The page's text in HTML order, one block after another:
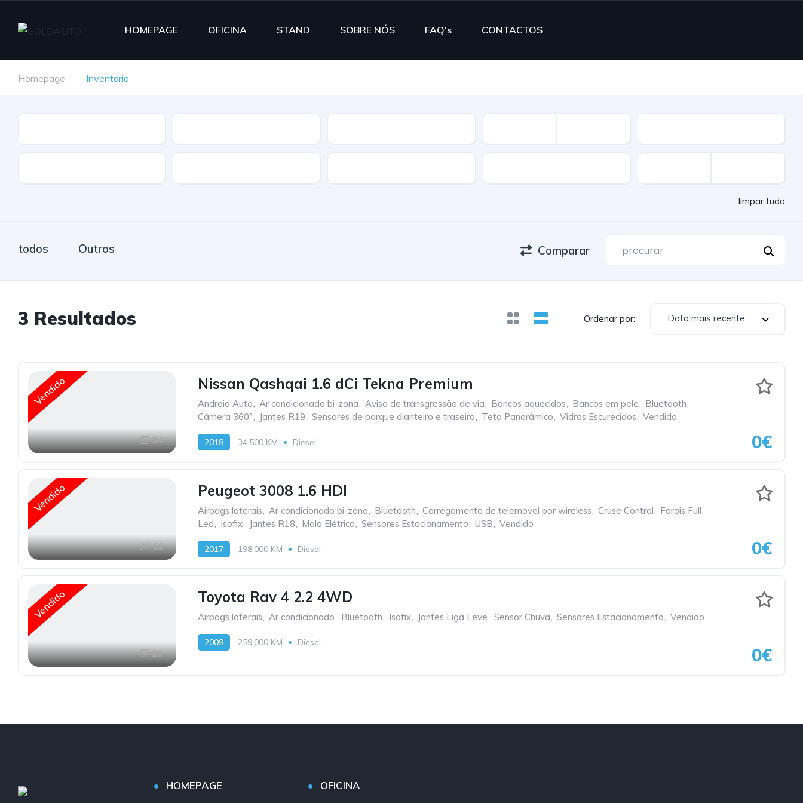
HOMEPAGE OFICINA STAND SOBRE NÓS FAQ's CONTACTOS
Homepage Inventário
limpar tudo
todos Outros Comparar
3 Resultados Ordenar por: Data mais recente
Vendido
34
Nissan Qashqai 1.6 dCi Tekna Premium
Android Auto, Ar condicionado bi-zona, Aviso de transgressão de via, Bancos aquecidos, Bancos em pele, Bluetooth,
Câmera 360º, Jantes R19, Sensores de parque dianteiro e traseiro, Teto Panorâmico, Vidros Escurecidos, Vendido
2018 34.500 KM Diesel 0€
Vendido
11
Peugeot 3008 1.6 HDI
Airbags laterais Ar condicionado bi-zona Bluetooth Carregamento de telemovel por wireless Cruse Control
Farois Full
Led
Isofix Jantes R18 Mala Elétrica Sensores Estacionamento USB Vendido
2017 198.000 KM Diesel 0€
Vendido
29
Toyota Rav 4 2.2 4WD
Airbags laterais, Ar condicionado, Bluetooth, Isofix, Jantes Liga Leve, Sensor Chuva, Sensores Estacionamento, Vendido
2009 259.000 KM Diesel
0€
HOMEPAGE OFICINA